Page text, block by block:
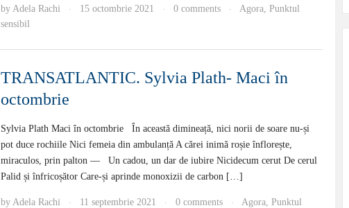
by Adela Rachi · 15 octombrie 2021 · 0 comments · Agora, Punktul
sensibil
TRANSATLANTIC. Sylvia Plath- Maci în
octombrie
Sylvia Plath Maci în octombrie În această dimineață, nici norii de soare nu-și
pot duce rochiile Nici femeia din ambulanță A cărei inimă roșie înflorește,
miraculos, prin palton — Un cadou, un dar de iubire Nicidecum cerut De cerul
Palid și înfricoșător Care-și aprinde monoxizii de carbon […]
by Adela Rachi · 11 septembrie 2021 · 0 comments · Agora, Punktul